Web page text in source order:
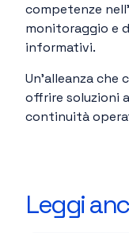
competenze
monitoraggio e
informativi.
Un’alleanza
offrire soluzioni
continuità
Leggi